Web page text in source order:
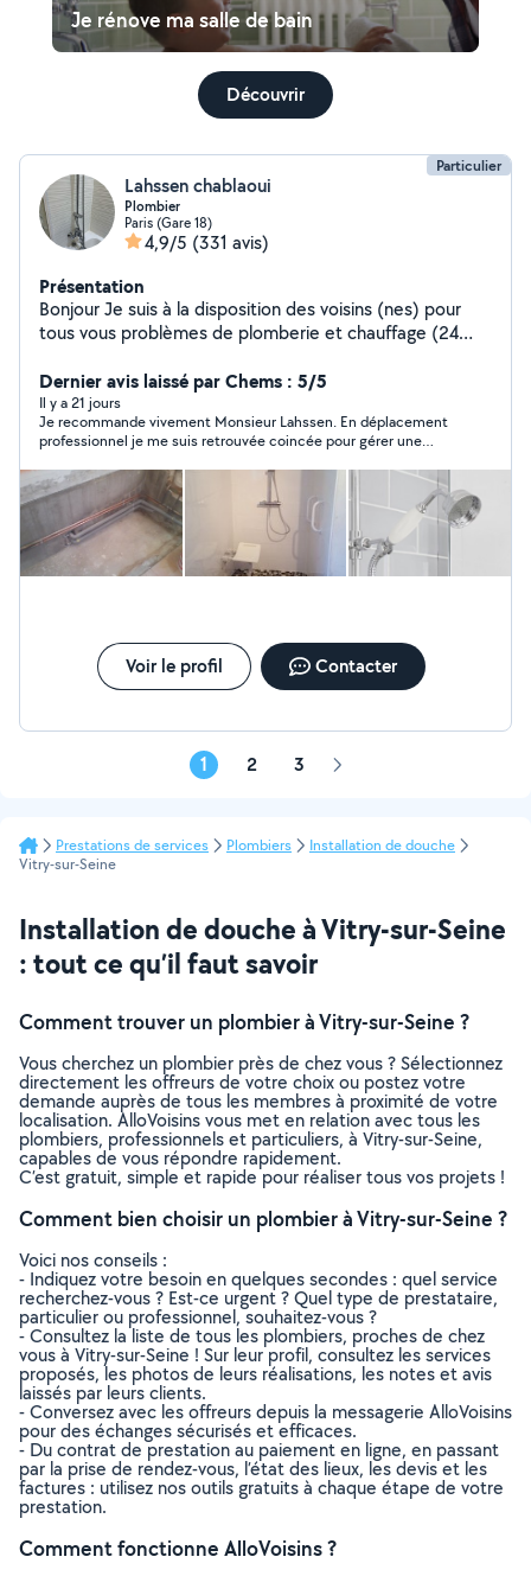
Je rénove ma salle de bain
Découvrir
Particulier
Lahssen chablaoui
Plombier
Paris (Gare 18)
4,9/5 (331 avis)
Présentation
Bonjour Je suis à la disposition des voisins (nes) pour
tous vous problèmes de plomberie et chauffage (24
Dernier avis laissé par Chems : 5/5
Il y a 21 jours
Je recommande vivement Monsieur Lahssen. En déplacement
professionnel je me suis retrouvée coincée pour gérer une
aller le jour même, mon fils la reçu et il n’est pas rentré avant
d’avoir tout réparé. Tous cela avec le sourire et une grande
bienveillance. Son travail était à la hauteur des attentes et le
prix etait très compétitif. Je vous remercie monsieur pour
votre professionnalisme et votre savoir être. Bien à Vous,
Chems
Voir le profil Contacter
1 2 3 Page
Prestations de services Plombiers
Installation de douche
Vitry-sur-Seine
Installation de douche à Vitry-sur-Seine
: tout ce qu’il faut savoir
Comment trouver un plombier à Vitry-sur-Seine ?
Vous cherchez un plombier près de chez vous ? Sélectionnez
directement les offreurs de votre choix ou postez votre
demande auprès de tous les membres à proximité de votre
localisation. AlloVoisins vous met en relation avec tous les
plombiers, professionnels et particuliers, à Vitry-sur-Seine,
capables de vous répondre rapidement.
C’est gratuit, simple et rapide pour réaliser tous vos projets !
Comment bien choisir un plombier à Vitry-sur-Seine ?
Voici nos conseils :
- Indiquez votre besoin en quelques secondes : quel service
recherchez-vous ? Est-ce urgent ? Quel type de prestataire,
particulier ou professionnel, souhaitez-vous ?
- Consultez la liste de tous les plombiers, proches de chez
vous à Vitry-sur-Seine ! Sur leur profil, consultez les services
proposés, les photos de leurs réalisations, les notes et avis
laissés par leurs clients.
- Conversez avec les offreurs depuis la messagerie AlloVoisins
pour des échanges sécurisés et efficaces.
- Du contrat de prestation au paiement en ligne, en passant
par la prise de rendez-vous, l’état des lieux, les devis et les
factures : utilisez nos outils gratuits à chaque étape de votre
prestation.
Comment fonctionne AlloVoisins ?